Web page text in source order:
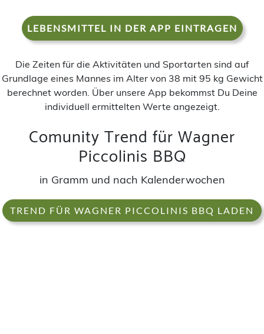
LEBENSMITTEL IN DER APP EINTRAGEN
Die Zeiten für die Aktivitäten und Sportarten sind auf
Grundlage eines Mannes im Alter von 38 mit 95 kg Gewicht
berechnet worden. Über unsere App bekommst Du Deine
individuell ermittelten Werte angezeigt.
Comunity Trend für Wagner
Piccolinis BBQ
in Gramm und nach Kalenderwochen
TREND FÜR WAGNER PICCOLINIS BBQ LADEN